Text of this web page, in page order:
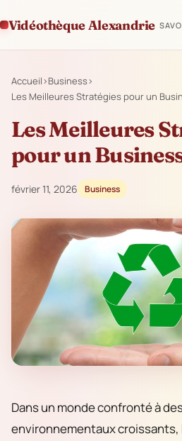
Vidéothèque Alexandrie
Accueil›Business›
Les Meilleures Stratégies pour un
Les Meilleures
pour un
février 11, 2026 Business
Dans un monde confronté à
environnementaux